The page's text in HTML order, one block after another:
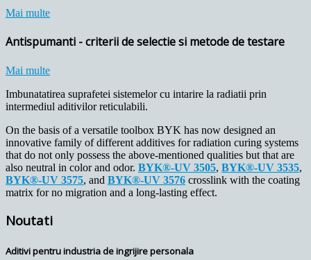
Mai multe
Antispumanti - criterii de selectie si metode de testare
Mai multe
Imbunatatirea suprafetei sistemelor cu intarire la radiatii prin
intermediul aditivilor reticulabili.
On the basis of a versatile toolbox BYK has now designed an
innovative family of different additives for radiation curing systems
that do not only possess the above-mentioned qualities but that are
also neutral in color and odor. BYK®-UV 3505, BYK®-UV 3535,
BYK®-UV 3575, and BYK®-UV 3576 crosslink with the coating
matrix for no migration and a long-lasting effect.
Noutati
Aditivi pentru industria de ingrijire personala